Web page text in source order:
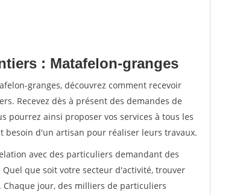
: Matafelon-granges
granges, découvrez comment recevoir
Recevez dès à présent des demandes de
pourrez ainsi proposer vos services à tous les
d'un artisan pour réaliser leurs travaux.
avec des particuliers demandant des
que soit votre secteur d'activité, trouver
. Chaque jour, des milliers de particuliers